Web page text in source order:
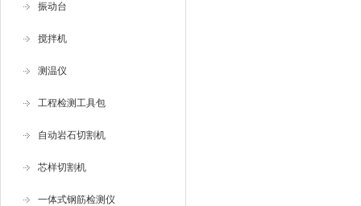
振动台
搅拌机
测温仪
工程检测工具包
自动岩石切割机
芯样切割机
一体式钢筋检测仪